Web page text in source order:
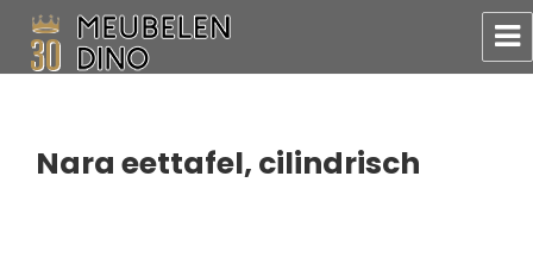
Nara eettafel, cilindrisch